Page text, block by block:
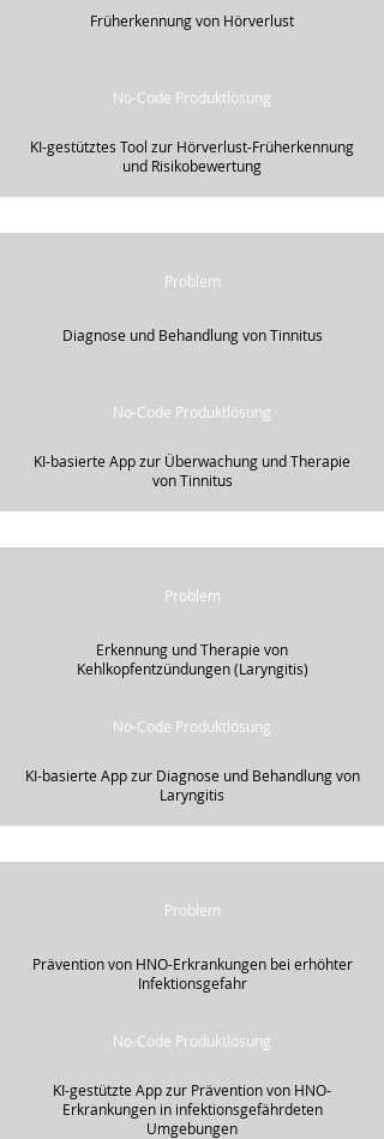
Früherkennung von Hörverlust
No-Code Produktlösung
KI-gestütztes Tool zur Hörverlust-Früherkennung
und Risikobewertung
Problem
Diagnose und Behandlung von Tinnitus
No-Code Produktlösung
KI-basierte App zur Überwachung und Therapie
von Tinnitus
Problem
Erkennung und Therapie von
Kehlkopfentzündungen (Laryngitis)
No-Code Produktlösung
KI-basierte App zur Diagnose und Behandlung von
Laryngitis
Problem
Prävention von HNO-Erkrankungen bei erhöhter
Infektionsgefahr
No-Code Produktlösung
KI-gestützte App zur Prävention von HNO-
Erkrankungen in infektionsgefährdeten
Umgebungen